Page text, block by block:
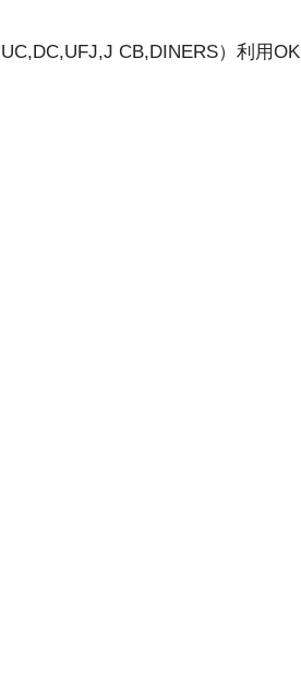
CB,DINERS）利用OK